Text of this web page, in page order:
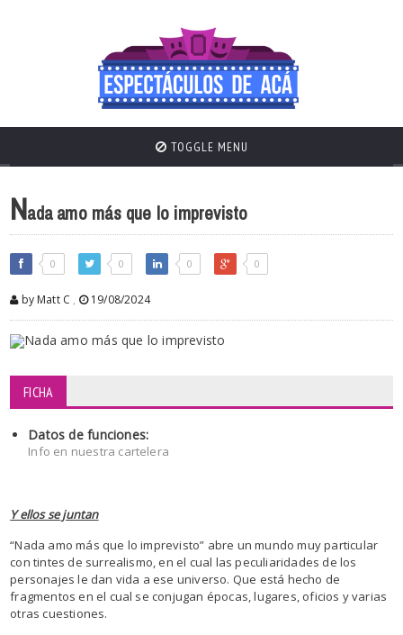
TOGGLE MENU
Nada amo más que lo imprevisto
0 0 0 0
by Matt C , 19/08/2024
FICHA
Datos de funciones:
Info en nuestra cartelera
Y ellos se juntan
“Nada amo más que lo imprevisto” abre un mundo muy particular
con tintes de surrealismo, en el cual las peculiaridades de los
personajes le dan vida a ese universo. Que está hecho de
fragmentos en el cual se conjugan épocas, lugares, oficios y varias
otras cuestiones.